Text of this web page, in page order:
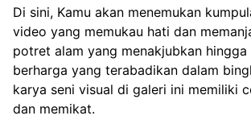
Di sini, Kamu akan menemukan
video yang memukau hati dan
potret alam yang menakjubkan hingga
berharga yang terabadikan dalam
karya seni visual di galeri ini memiliki
dan memikat.